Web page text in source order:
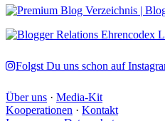
Folgst Du uns schon auf
Über uns · Media-Kit
Kooperationen · Kontakt